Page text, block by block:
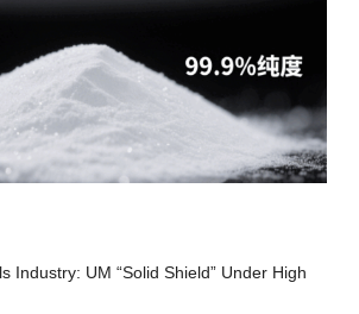
Industry: UM “Solid Shield” Under High